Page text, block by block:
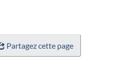
Partagez cette page